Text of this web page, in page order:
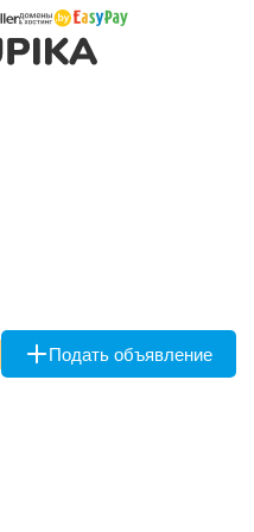
Подать объявление